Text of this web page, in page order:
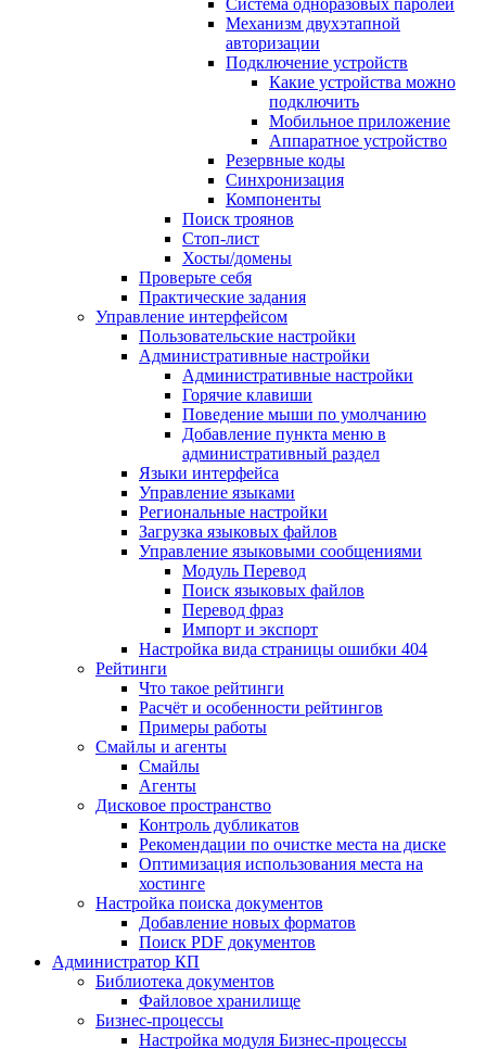
Система одноразовых паролей
Механизм двухэтапной
авторизации
Подключение устройств
Какие устройства можно
подключить
Мобильное приложение
Аппаратное устройство
Резервные коды
Синхронизация
Компоненты
Поиск троянов
Стоп-лист
Хосты/домены
Проверьте себя
Практические задания
Управление интерфейсом
Пользовательские настройки
Административные настройки
Административные настройки
Горячие клавиши
Поведение мыши по умолчанию
Добавление пункта меню в
административный раздел
Языки интерфейса
Управление языками
Региональные настройки
Загрузка языковых файлов
Управление языковыми сообщениями
Mодуль Перевод
Поиск языковых файлов
Перевод фраз
Импорт и экспорт
Настройка вида страницы ошибки 404
Рейтинги
Что такое рейтинги
Расчёт и особенности рейтингов
Примеры работы
Смайлы и агенты
Смайлы
Агенты
Дисковое пространство
Контроль дубликатов
Рекомендации по очистке места на диске
Оптимизация использования места на
хостинге
Настройка поиска документов
Добавление новых форматов
Поиск PDF документов
Администратор КП
Библиотека документов
Файловое хранилище
Бизнес-процессы
Настройка модуля Бизнес-процессы